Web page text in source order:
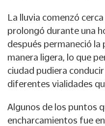
La lluvia comenzó
prolongó durante una
después permaneció
manera ligera, lo que
ciudad pudiera
diferentes vialidades
Algunos de los puntos
encharcamientos fue